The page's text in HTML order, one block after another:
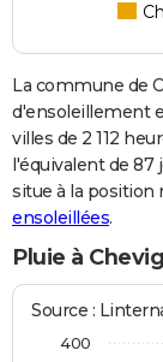
La commune de
d'ensoleillement
villes de 2 112
l'équivalent de 87
situe à la position
ensoleillées.
Pluie à
Source :
400